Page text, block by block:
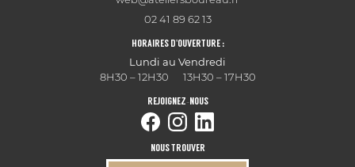
02 41 89 62 13
HORAIRES D'OUVERTURE :
Lundi au Vendredi
8H30 – 12H30 13H30 – 17H30
REJOIGNEZ-NOUS
NOUS TROUVER